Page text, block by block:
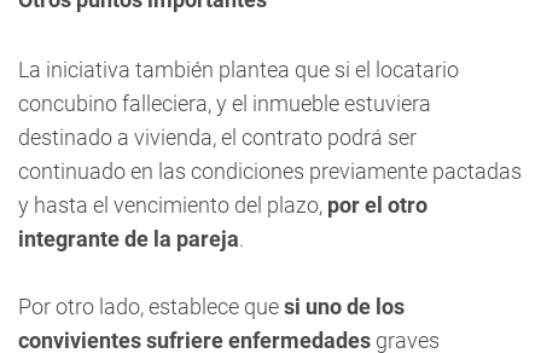
La iniciativa también plantea que si el locatario
concubino falleciera, y el inmueble estuviera
destinado a vivienda, el contrato podrá ser
continuado en las condiciones previamente pactadas
y hasta el vencimiento del plazo, por el otro
integrante de la pareja.
Por otro lado, establece quesi uno de los
convivientes sufriere enfermedades graves